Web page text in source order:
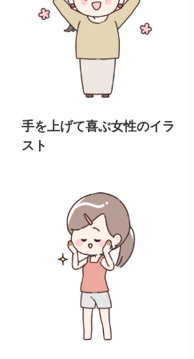
手を上げて喜ぶ女性のイラ
スト